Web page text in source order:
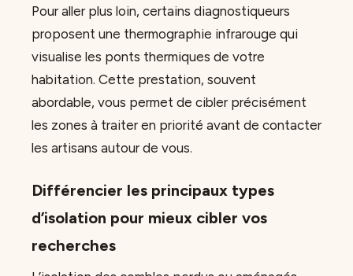
Pour aller plus loin, certains diagnostiqueurs
proposent une thermographie infrarouge qui
visualise les ponts thermiques de votre
habitation. Cette prestation, souvent
abordable, vous permet de cibler précisément
les zones à traiter en priorité avant de contacter
les artisans autour de vous.
Différencier les principaux types
d’isolation pour mieux cibler vos
recherches